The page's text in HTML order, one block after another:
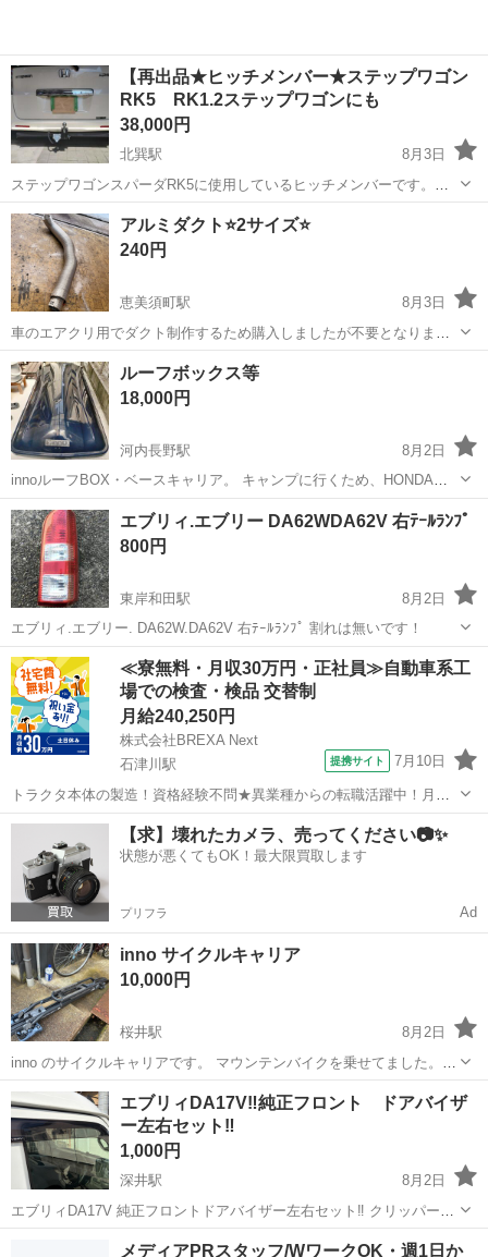
【再出品★ヒッチメンバー★ステップワゴン
RK5 RK1.2ステップワゴンにも
38,000円
北巽駅
8月3日
ステップワゴンスパーダRK5に使用しているヒッチメンバーです。
RK1.2にも使用出来ます。 2024年6月に新品購入し装着しました。 牽
引は一度だけで、水にはつけていません。 今後も牽引予定がないの
で、先日取り外しました。...
大阪 大阪市 北巽駅 外装、車外用品
アルミダクト⭐️2サイズ⭐️
240円
恵美須町駅
8月3日
車のエアクリ用でダクト制作するため購入しましたが不要となりまし
た！！ 閲覧ありがとうございます！ まず、 ⚫︎定型分は禁止。 ⚫︎9:30-
18:30間でお取引可能な 時間、日程を最低でも3パターン以上を 記載し
メッセージ...
大阪 大阪市 恵美須町駅 外装、車外用品
ルーフボックス等
18,000円
河内長野駅
8月2日
innoルーフBOX・ベースキャリア。 キャンプに行くため、HONDAフ
リードに取り付けて使用していました。 使用感、傷はありますがまだ
まだ使えます。鍵も2本しっかり揃っています。 取りに来てくださる
方を優先させていただきま...
大阪 河内長野市 河内長野駅
エブリィ.エブリー DA62WDA62V 右ﾃｰﾙﾗﾝﾌﾟ
800円
東岸和田駅
8月2日
エブリィ.エブリー. DA62W.DA62V 右ﾃｰﾙﾗﾝﾌﾟ 割れは無いです！
大阪 岸和田市 東岸和田駅 外装、車外用品 62W
≪寮無料・月収30万円・正社員≫自動車系工
場での検査・検品 交替制
月給240,250円
株式会社BREXA Next
石津川駅
提携サイト 7月10日
トラクタ本体の製造！資格経験不問★異業種からの転職活躍中！月収
例29万円以上！生活支援物資事前対応可◎即日入寮OK！寮費はずっと
無料＆備品付き1R寮完備！赴任旅費会社負担！工場まで無料送迎あり
◎《大阪府堺市》 人気の工場の...
大阪 堺市 石津川駅
【求】壊れたカメラ、売ってください📷✨
状態が悪くてもOK！最大限買取します
プリフラ Ad
inno サイクルキャリア
10,000円
桜井駅
8月2日
inno のサイクルキャリアです。 マウンテンバイクを乗せてました。
写真のように紫外線による樹脂の劣化、 古傷はあります。 鍵あります
🗝️ 中古品のためノークレームノーリターンでお願い致します。
大阪 豊中市 桜井駅 外装、車外用品
エブリィDA17V‼️純正フロント ドアバイザ
ー左右セット‼️
1,000円
深井駅
8月2日
エブリィDA17V 純正フロントドアバイザー左右セット‼️ クリッパー、
スクラム、ミニキャブ17シリーズでしたら全て 取り付け可能です！ 中
深井駅 外装、車外用品 ドアバイザー
メディアPRスタッフ/WワークOK・週1日か